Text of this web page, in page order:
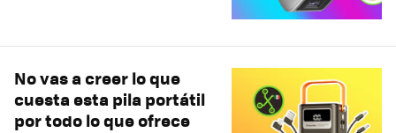
No vas a creer lo que
cuesta esta pila portátil
por todo lo que ofrece